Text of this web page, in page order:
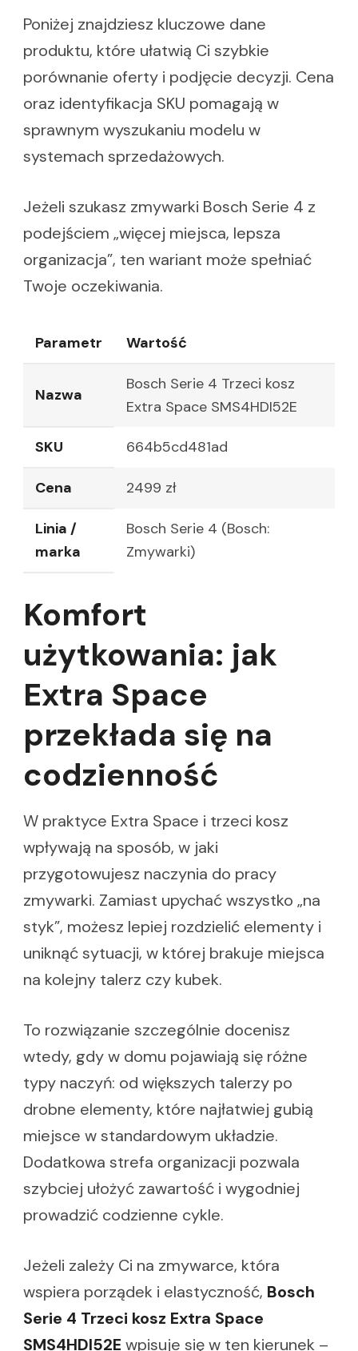
Poniżej znajdziesz kluczowe dane
produktu, które ułatwią Ci szybkie
porównanie oferty i podjęcie decyzji. Cena
oraz identyfikacja SKU pomagają w
sprawnym wyszukaniu modelu w
systemach sprzedażowych.
Jeżeli szukasz zmywarki Bosch Serie 4 z
podejściem „więcej miejsca, lepsza
organizacja”, ten wariant może spełniać
Twoje oczekiwania.
Parametr Wartość
Nazwa
Bosch Serie 4 Trzeci kosz
Extra Space SMS4HDI52E
SKU 664b5cd481ad
Cena 2499 zł
Linia /
marka
Bosch Serie 4 (Bosch:
Zmywarki)
Komfort
użytkowania: jak
Extra Space
przekłada się na
codzienność
W praktyce Extra Space i trzeci kosz
wpływają na sposób, w jaki
przygotowujesz naczynia do pracy
zmywarki. Zamiast upychać wszystko „na
styk”, możesz lepiej rozdzielić elementy i
uniknąć sytuacji, w której brakuje miejsca
na kolejny talerz czy kubek.
To rozwiązanie szczególnie docenisz
wtedy, gdy w domu pojawiają się różne
typy naczyń: od większych talerzy po
drobne elementy, które najłatwiej gubią
miejsce w standardowym układzie.
Dodatkowa strefa organizacji pozwala
szybciej ułożyć zawartość i wygodniej
prowadzić codzienne cykle.
Jeżeli zależy Ci na zmywarce, która
wspiera porządek i elastyczność, Bosch
Serie 4 Trzeci kosz Extra Space
SMS4HDI52E wpisuje się w ten kierunek –